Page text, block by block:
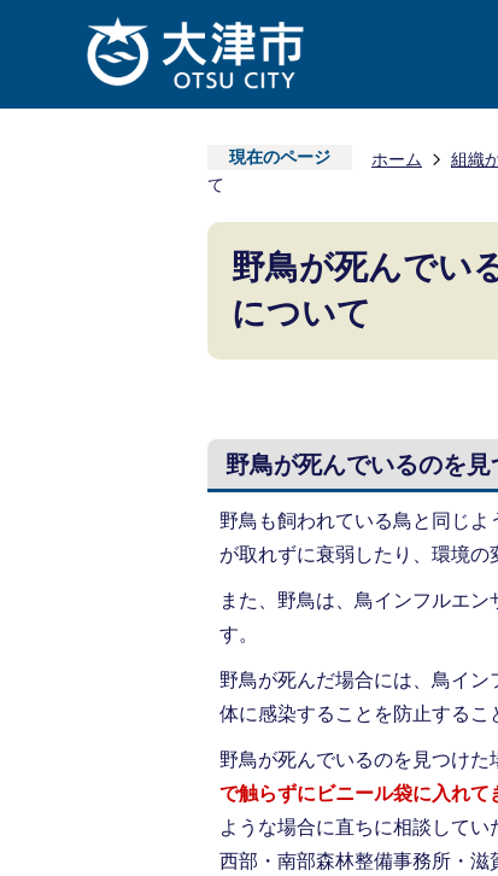
現在のページ ホーム 組織
て
野鳥が死んでい
について
野鳥が死んでいるのを見
野鳥も飼われている鳥と同じ
が取れずに衰弱したり、環境の
また、野鳥は、鳥インフルエ
す。
野鳥が死んだ場合には、鳥イ
体に感染することを防止するこ
野鳥が死んでいるのを見つけた
で触らずにビニール袋に入れ
ような場合に直ちに相談して
西部・南部森林整備事務所・滋